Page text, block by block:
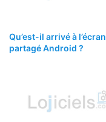
Qu’est-il arrivé à l’écran
partagé Android ?